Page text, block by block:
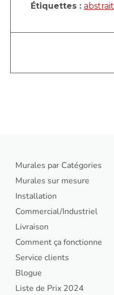
Étiquettes :abstrait
Murales par Catégories
Murales sur mesure
Installation
Commercial/Industriel
Livraison
Comment ça fonctionne
Service clients
Blogue
Liste de Prix 2024